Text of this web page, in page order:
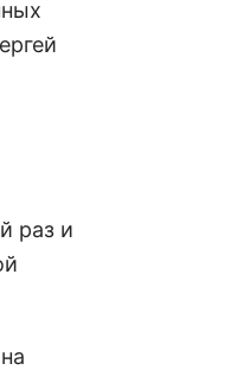
раз и